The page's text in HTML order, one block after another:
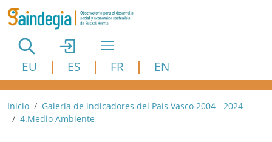
Pasar al contenido principal
EU ES FR EN
Ruta de navegación
Inicio
Galería de indicadores del País Vasco 2004 - 2024
4.Medio Ambiente